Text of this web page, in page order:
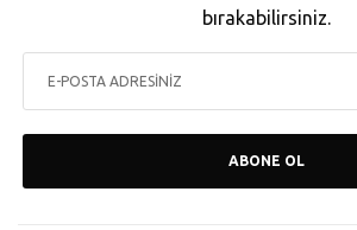
bırakabilirsiniz.
ABONE OL